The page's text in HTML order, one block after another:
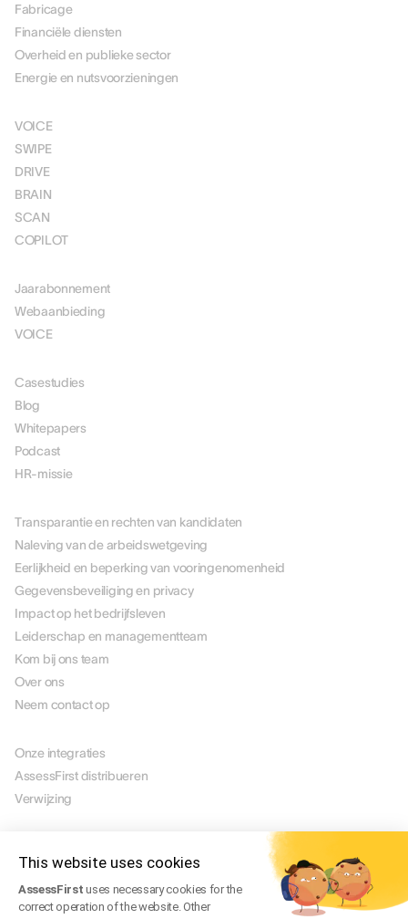
This website uses cookies
AssessFirstuses necessary cookies for the
correct operation of the website. Other
Fabricage
Financiële diensten
Overheid en publieke sector
Energie en nutsvoorzieningen
VOICE
SWIPE
DRIVE
BRAIN
SCAN
COPILOT
Jaarabonnement
Webaanbieding
VOICE
Casestudies
Blog
Whitepapers
Podcast
HR-missie
Transparantie en rechten van kandidaten
Naleving van de arbeidswetgeving
Eerlijkheid en beperking van vooringenomenheid
Gegevensbeveiliging en privacy
Impact op het bedrijfsleven
Leiderschap en managementteam
Kom bij ons team
Over ons
Neem contact op
Onze integraties
AssessFirst distribueren
Verwijzing
Manage Cookies
Gebruiksvoorwaarden
Servicevoorwaarden